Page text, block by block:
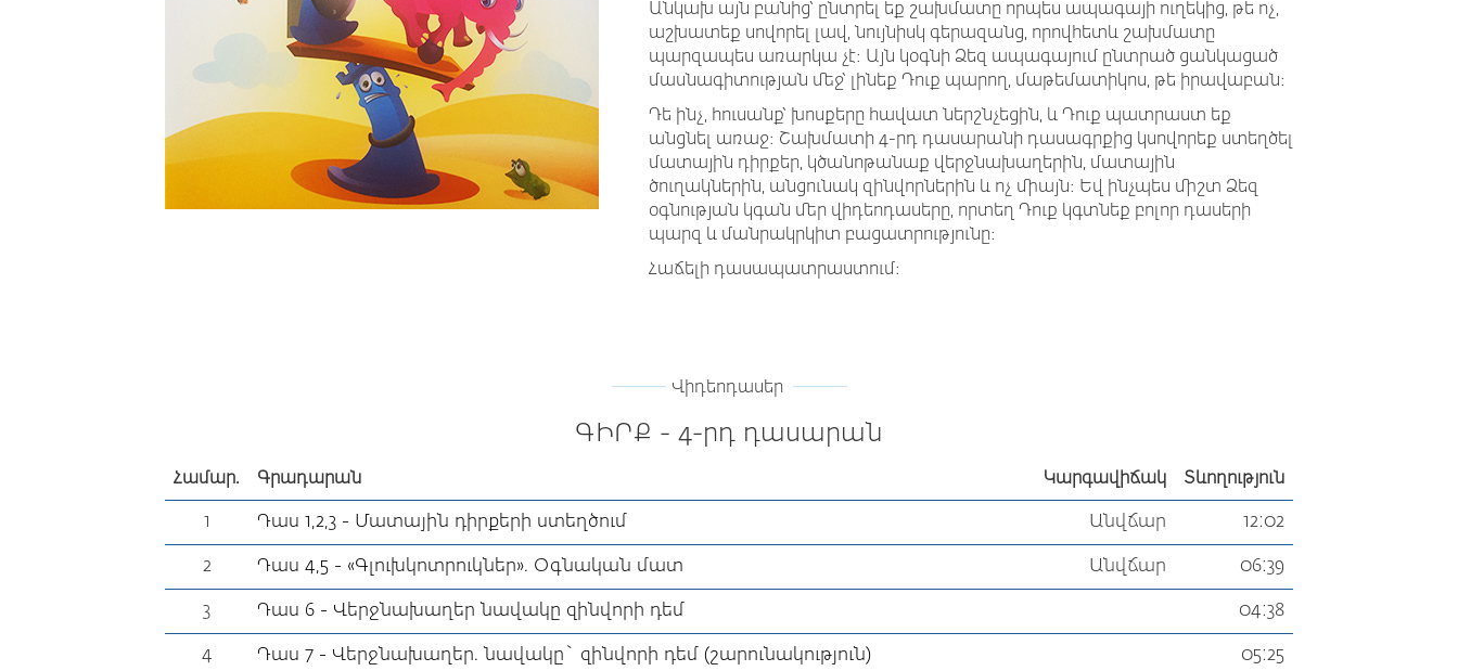
Անկախ այն բանից՝ ընտրել եք շախմատը որպես ապագայի ուղեկից, թե ոչ,
աշխատեք սովորել լավ, նույնիսկ գերազանց, որովհետև շախմատը
պարզապես առարկա չէ։ Այն կօգնի Ձեզ ապագայում ընտրած ցանկացած
մասնագիտության մեջ՝ լինեք Դուք պարող, մաթեմատիկոս, թե իրավաբան։
Դե ինչ, հուսանք՝ խոսքերը հավատ ներշնչեցին, և Դուք պատրաստ եք
անցնել առաջ։ Շախմատի 4-րդ դասարանի դասագրքից կսովորեք ստեղծել
մատային դիրքեր, կծանոթանաք վերջնախաղերին, մատային
ծուղակներին, անցունակ զինվորներին և ոչ միայն։ Եվ ինչպես միշտ Ձեզ
օգնության կգան մեր վիդեոդասերը, որտեղ Դուք կգտնեք բոլոր դասերի
պարզ և մանրակրկիտ բացատրությունը։
Հաճելի դասապատրաստում։
Վիդեոդասեր
ԳԻՐՔ - 4-րդ դասարան
Համար. Գրադարան Կարգավիճակ Տևողություն
1 Դաս 1,2,3 - Մատային դիրքերի ստեղծում Անվճար 12:02
2 Դաս 4,5 - «Գլուխկոտրուկներ». Օգնական մատ Անվճար 06:39
3 Դաս 6 - Վերջնախաղեր նավակը զինվորի դեմ 04:38
4 Դաս 7 - Վերջնախաղեր. նավակը` զինվորի դեմ (շարունակություն) 05:25